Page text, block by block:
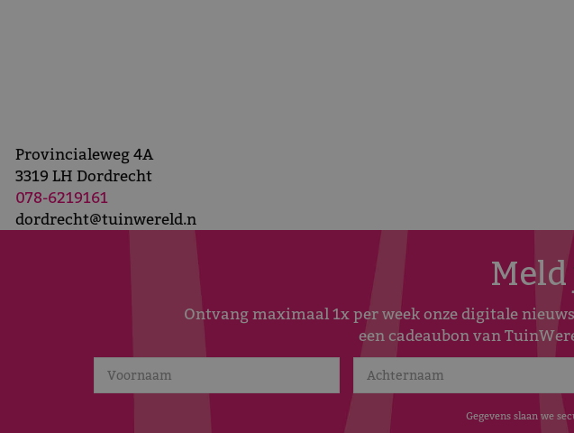
Provincialeweg 4A
3319 LH Dordrecht
078-6219161
dordrecht@tuinwereld.n
Meld
Ontvang maximaal 1x per week onze digitale
een cadeaubon van
Gegevens slaan we